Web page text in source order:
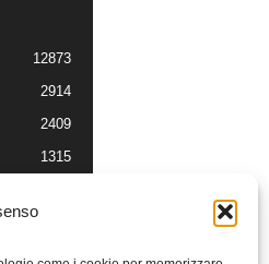
12873
2914
2409
1315